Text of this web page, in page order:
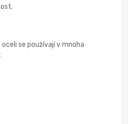
se používají v mnoha